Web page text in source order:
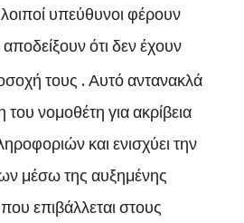
υπεύθυνοι φέρουν
ότι δεν έχουν
τους . Αυτό αντανακλά
νομοθέτη για ακρίβεια
και ενισχύει την
μέσω της αυξημένης
επιβάλλεται στους